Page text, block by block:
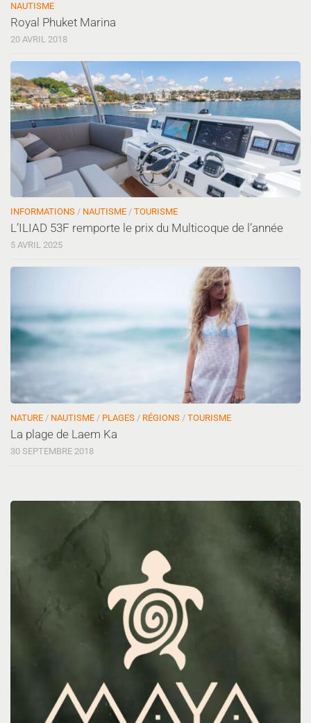
NAUTISME
Royal Phuket Marina
20 AVRIL 2018
INFORMATIONS / NAUTISME / TOURISME
L’ILIAD 53F remporte le prix du Multicoque de l’année
5 AVRIL 2025
NATURE / NAUTISME / PLAGES / RÉGIONS / TOURISME
La plage de Laem Ka
30 SEPTEMBRE 2018